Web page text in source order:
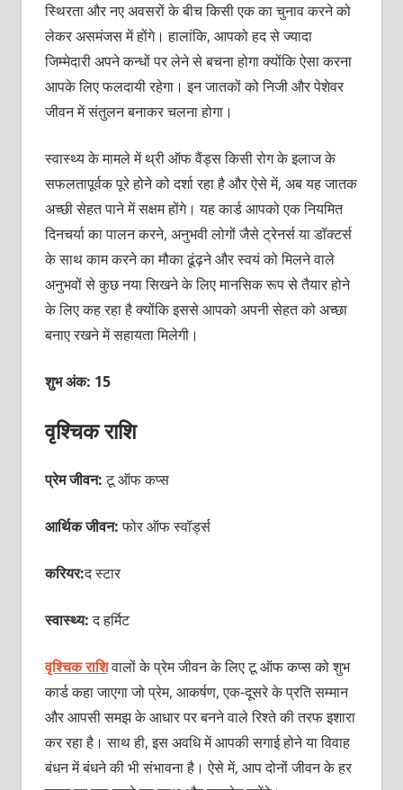
स्थिरता और नए अवसरों के बीच किसी एक का चुनाव करने को
लेकर असमंजस में होंगे। हालांकि, आपको हद से ज्यादा
जिम्मेदारी अपने कन्धों पर लेने से बचना होगा क्योंकि ऐसा करना
आपके लिए फलदायी रहेगा। इन जातकों को निजी और पेशेवर
जीवन में संतुलन बनाकर चलना होगा।
स्वास्थ्य के मामले में थ्री ऑफ वैंड्स किसी रोग के इलाज के
सफलतापूर्वक पूरे होने को दर्शा रहा है और ऐसे में, अब यह जातक
अच्छी सेहत पाने में सक्षम होंगे। यह कार्ड आपको एक नियमित
दिनचर्या का पालन करने, अनुभवी लोगों जैसे ट्रेनर्स या डॉक्टर्स
के साथ काम करने का मौका ढूंढ़ने और स्वयं को मिलने वाले
अनुभवों से कुछ नया सिखने के लिए मानसिक रूप से तैयार होने
के लिए कह रहा है क्योंकि इससे आपको अपनी सेहत को अच्छा
बनाए रखने में सहायता मिलेगी।
शुभ अंक: 15
वृश्चिक राशि
प्रेम जीवन:टू ऑफ कप्स
आर्थिक जीवन:फोर ऑफ स्वॉर्ड्स
करियर:द स्टार
स्वास्थ्य:द हर्मिट
वृश्चिक राशिवालों के प्रेम जीवन के लिए टू ऑफ कप्स को शुभ
कार्ड कहा जाएगा जो प्रेम, आकर्षण, एक-दूसरे के प्रति सम्मान
और आपसी समझ के आधार पर बनने वाले रिश्ते की तरफ इशारा
कर रहा है। साथ ही, इस अवधि में आपकी सगाई होने या विवाह
बंधन में बंधने की भी संभावना है। ऐसे में, आप दोनों जीवन के हर